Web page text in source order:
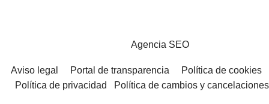
Agencia SEO
Aviso legal Portal de transparencia
Política de cookies
Política de privacidad
Política de cambios y cancelaciones